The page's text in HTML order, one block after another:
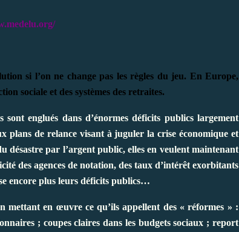
si l’on ne change pas les règles du jeu. En Europe,
sociale et des systèmes des retraites.
englués dans d’énormes déficits publics largement
plans de relance visant à juguler la crise économique et
désastre par l’argent public, elles en veulent maintenant
des agences de notation, des taux d’intérêt exorbitants
encore plus leurs déficits publics…
mettant en œuvre ce qu’ils appellent des « réformes » :
; coupes claires dans les budgets sociaux ; report